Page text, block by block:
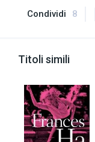
Condividi 8
Titoli simili